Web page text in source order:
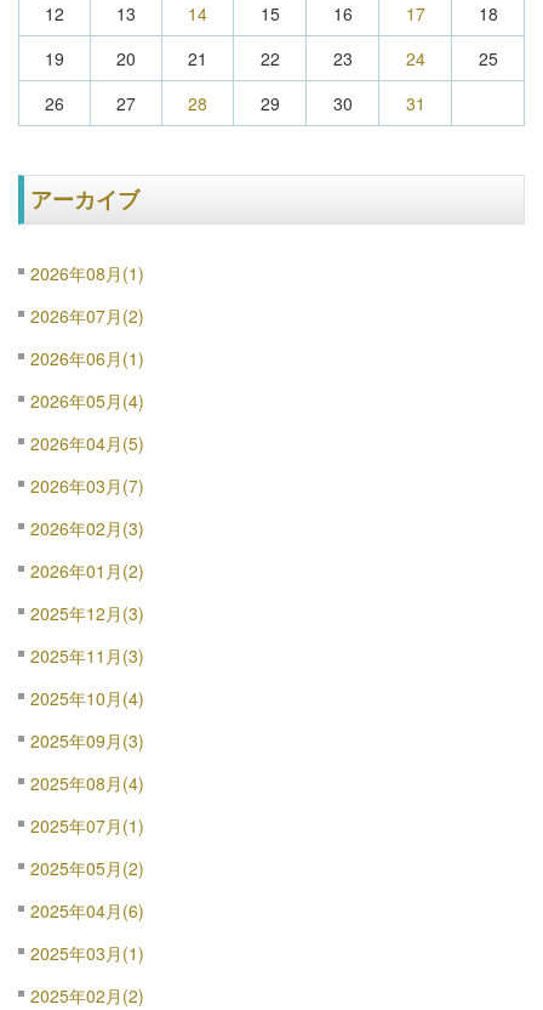
12
13 14 15 16 17
18
19
20 21 22 23 24
25
26
27 28 29 30 31
アーカイブ
2026年08月(1)
2026年07月(2)
2026年06月(1)
2026年05月(4)
2026年04月(5)
2026年03月(7)
2026年02月(3)
2026年01月(2)
2025年12月(3)
2025年11月(3)
2025年10月(4)
2025年09月(3)
2025年08月(4)
2025年07月(1)
2025年05月(2)
2025年04月(6)
2025年03月(1)
2025年02月(2)